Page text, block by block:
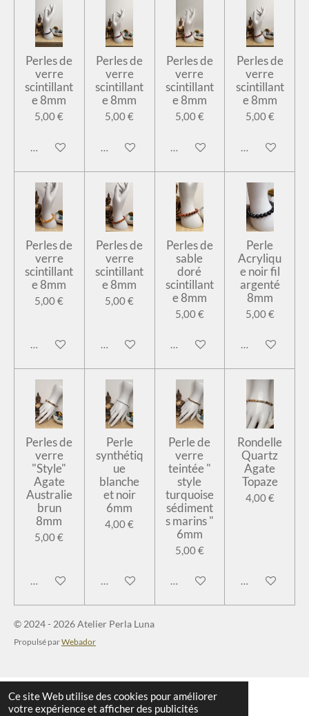
Ce site Web utilise des cookies pour améliorer
votre expérience et afficher des publicités
Perles de
verre
scintillant
e 8mm
5,00 €
Ajouter au panier
Perles de
verre
scintillant
e 8mm
5,00 €
Ajouter au panier
Perles de
verre
scintillant
e 8mm
5,00 €
Ajouter au panier
Perles de
verre
scintillant
e 8mm
5,00 €
Ajouter au
Perles de
verre
scintillant
e 8mm
5,00 €
Ajouter au panier
Perles de
verre
scintillant
e 8mm
5,00 €
Ajouter au panier
Perles de
sable
doré
scintillant
e 8mm
5,00 €
Ajouter au panier
Perle
Acryliqu
e noir fil
argenté
8mm
5,00 €
Ajouter au
Perles de
verre
"Style"
Agate
Australie
brun
8mm
5,00 €
Ajouter au panier
Perle
synthétiq
ue
blanche
et noir
6mm
4,00 €
Ajouter au panier
Perle de
verre
teintée "
style
turquoise
sédiment
s marins "
6mm
5,00 €
Ajouter au panier
Rondelle
Quartz
Agate
Topaze
4,00 €
Ajouter au
© 2024 - 2026 Atelier Perla Luna
Propulsé parWebador